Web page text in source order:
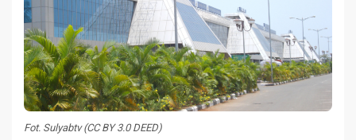
Fot. Sulyabtv (CC BY 3.0 DEED)